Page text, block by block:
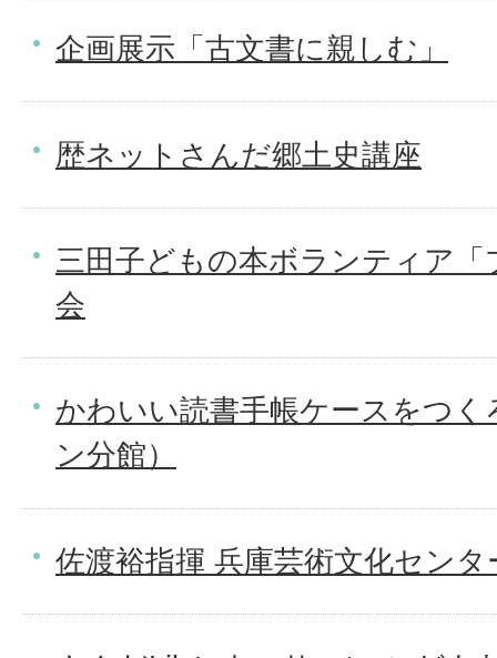
企画展示「古文書に親しむ」
歴ネットさんだ郷土史講座
三田子どもの本ボランティア
会
かわいい読書手帳ケースをつ
ン分館）
佐渡裕指揮 兵庫芸術文化セン